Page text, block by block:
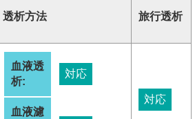
透析方法 旅行透析
血液透
析:
対応
血液濾
対応